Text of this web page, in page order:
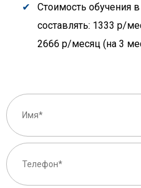
Стоимость обучения
составлять: 1333 р/
2666 р/месяц (на 3